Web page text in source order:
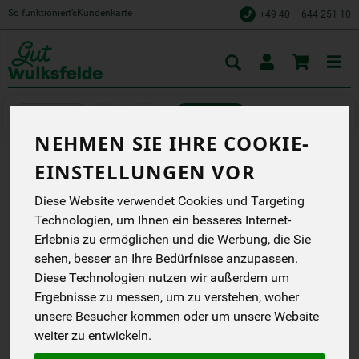
NEHMEN SIE IHRE COOKIE-
EINSTELLUNGEN VOR
Diese Website verwendet Cookies und Targeting
Technologien, um Ihnen ein besseres Internet-
Erlebnis zu ermöglichen und die Werbung, die Sie
sehen, besser an Ihre Bedürfnisse anzupassen.
Diese Technologien nutzen wir außerdem um
Ergebnisse zu messen, um zu verstehen, woher
unsere Besucher kommen oder um unsere Website
weiter zu entwickeln.
So funktioniert’s Kundenkarte +49 40 – 644 251 10
PINKUS MÜLLER''S MALZ
Müllers Malz
wohlschmeckend und
sehr bekömmlich
Pinkus
DB
Handelsklasse--
1,29 € * / 0,33 l
Toggle
cart